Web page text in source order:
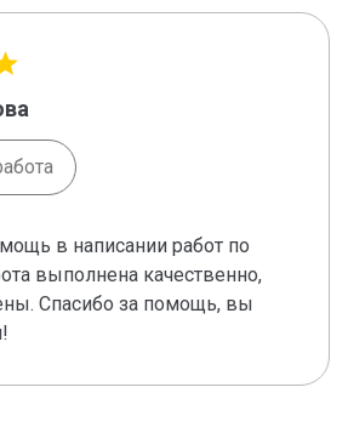
в написании работ по
выполнена качественно,
Спасибо за помощь, вы